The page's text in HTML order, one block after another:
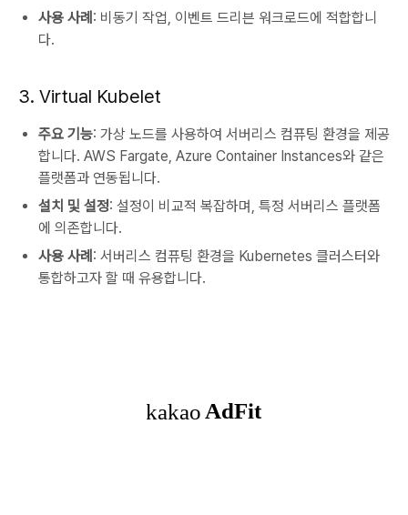
사용 사례 : 비동기 작업, 이벤트 드리븐 워크로드에 적합합니
다.
3. Virtual Kubelet
주요 기능: 가상 노드를 사용하여 서버리스 컴퓨팅 환경을 제공
합니다. AWS Fargate, Azure Container Instances와 같은
플랫폼과 연동됩니다.
설치 및 설정: 설정이 비교적 복잡하며, 특정 서버리스 플랫폼
에 의존합니다.
사용 사례 : 서버리스 컴퓨팅 환경을 Kubernetes 클러스터와
통합하고자 할 때 유용합니다.